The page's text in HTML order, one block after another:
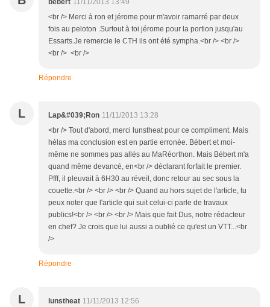
bebert 11/11/2013 13:49
<br /> Merci à ron et jérome pour m'avoir ramarré par deux
fois au peloton .Surtout à toi jérome pour la portion jusqu'au
Essarts.Je remercie le CTH ils ont été sympha.<br /> <br />
<br /> <br />
Répondre
L Lap&#039;Ron 11/11/2013 13:28
<br /> Tout d'abord, merci lunstheat pour ce compliment. Mais
hélas ma conclusion est en partie erronée. Bébert et moi-
même ne sommes pas allés au MaRéorthon. Mais Bébert m'a
quand même devancé, en<br /> déclarant forfait le premier.
Pfff, il pleuvait à 6H30 au réveil, donc retour au sec sous la
couette.<br /> <br /> <br /> Quand au hors sujet de l'article, tu
peux noter que l'article qui suit celui-ci parle de travaux
publics!<br /> <br /> <br /> Mais que fait Dus, notre rédacteur
en chef? Je crois que lui aussi a oublié ce qu'est un VTT...<br
/>
Répondre
L lunstheat 11/11/2013 12:56